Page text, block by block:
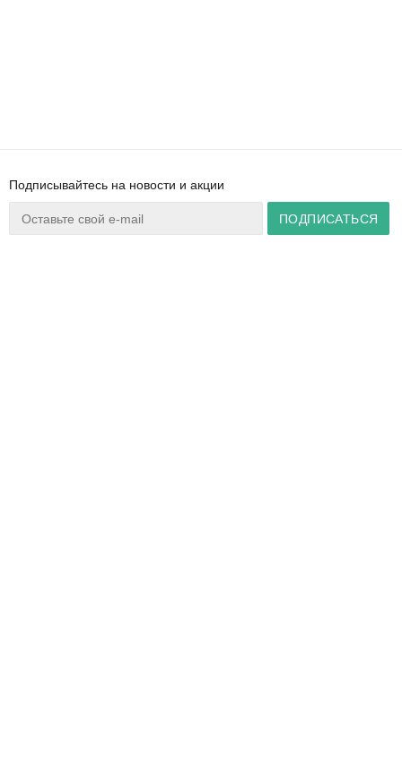
Подписывайтесь на новости и акции